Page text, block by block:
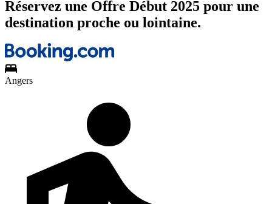
Réservez une Offre Début 2025 pour une
destination proche ou lointaine.
Angers